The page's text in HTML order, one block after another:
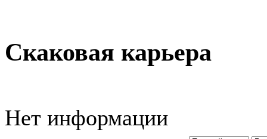
Скаковая карьера
Нет информации